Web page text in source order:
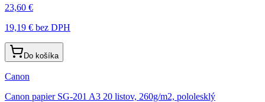
23,60 €
19,19 € bez DPH
Do košíka
Canon
Canon papier SG-201 A3 20 listov, 260g/m2, pololesklý